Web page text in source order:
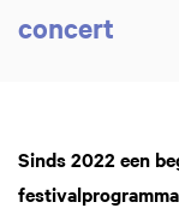
concert
Sinds 2022 een